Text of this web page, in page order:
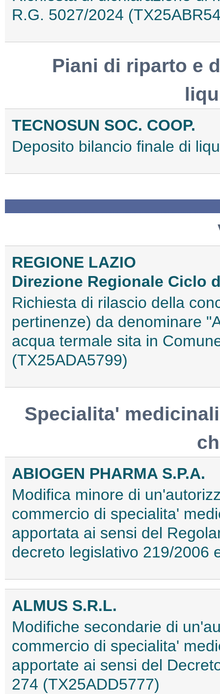
R.G. 5027/2024
Piani di riparto e
TECNOSUN SOC. COOP.
Deposito bilancio finale di
REGIONE LAZIO
Direzione Regionale Ciclo
Richiesta di rilascio della
pertinenze) da denominare
acqua termale sita in
(TX25ADA5799)
Specialita'
ABIOGEN PHARMA S.P.A.
Modifica minore di
commercio di specialita'
apportata ai sensi del
decreto legislativo 219/2006
ALMUS S.R.L.
Modifiche secondarie di
commercio di specialita'
apportate ai sensi del
274 (TX25ADD5777)